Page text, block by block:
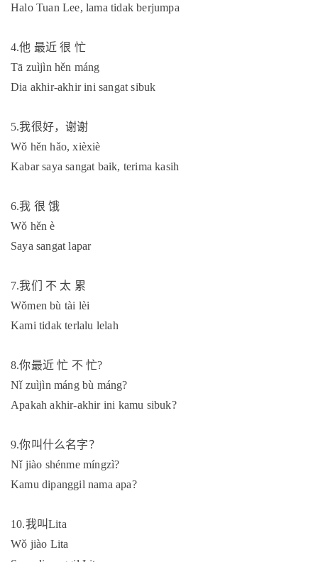
Halo Tuan Lee, lama tidak berjumpa
4.他 最近 很 忙
Tā zuìjìn hěn máng
Dia akhir-akhir ini sangat sibuk
5.我很好，谢谢
Wǒ hěn hǎo, xièxiè
Kabar saya sangat baik, terima kasih
6.我 很 饿
Wǒ hěn è
Saya sangat lapar
7.我们 不 太 累
Wǒmen bù tài lèi
Kami tidak terlalu lelah
8.你最近 忙 不 忙?
Nǐ zuìjìn máng bù máng?
Apakah akhir-akhir ini kamu sibuk?
9.你叫什么名字？
Nǐ jiào shénme míngzì?
Kamu dipanggil nama apa?
10.我叫Lita
Wǒ jiào Lita